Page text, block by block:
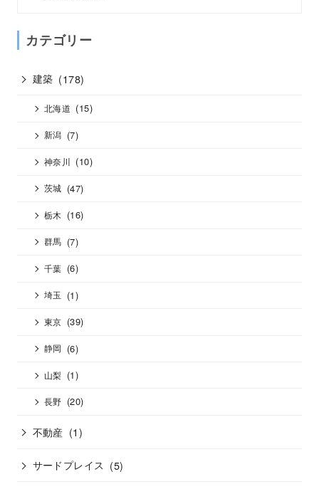
カテゴリー
建築 (178)
北海道 (15)
新潟 (7)
神奈川 (10)
茨城 (47)
栃木 (16)
群馬 (7)
千葉 (6)
埼玉 (1)
東京 (39)
静岡 (6)
山梨 (1)
長野 (20)
不動産 (1)
サードプレイス (5)